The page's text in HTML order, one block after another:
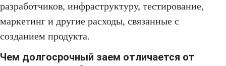
разработчиков, инфраструктуру, тестирование,
маркетинг и другие расходы, связанные с
созданием продукта.
Чем долгосрочный заем отличается от